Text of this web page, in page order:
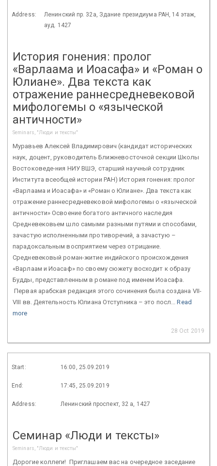
Address:
Ленинский пр. 32а, Здание президиума РАН, 14 этаж,
ауд. 1427
История гонения: пролог
«Варлаама и Иоасафа» и «Роман о
Юлиане». Два текста как
отражение раннесредневековой
мифологемы о «языческой
античности»
Seminars, "Люди и тексты"
Муравьев Алексей Владимирович (кандидат исторических
наук, доцент, руководитель Ближневосточной секции Школы
Востоковеде-ния НИУ ВШЭ, старший научный сотрудник
Института всеобщей истории РАН) История гонения: пролог
«Варлаама и Иоасафа» и «Роман о Юлиане». Два текста как
отражение раннесредневековой мифологемы о «языческой
античности» Освоение богатого античного наследия
Средневековьем шло самыми разными путями и способами,
зачастую исполненными противоречий, а зачастую –
парадоксальным восприятием через отрицание.
Средневековый роман-житие индийского происхождения
«Варлаам и Иоасаф» по своему сюжету восходит к образу
Будды, представленным в романе под именем Иоасафа.
Первая арабская редакция этого сочинения была создана VII-
VIII вв. Деятельность Юлиана Отступника – это посл...Read
more
28 Oct 2019
Start: 16:00, 25.09.2019
End: 17:45, 25.09.2019
Address: Ленинский проспект, 32 а, 1427
Семинар «Люди и тексты»
Seminars, "Люди и тексты"
Дорогие коллеги! Приглашаем вас на очередное заседание